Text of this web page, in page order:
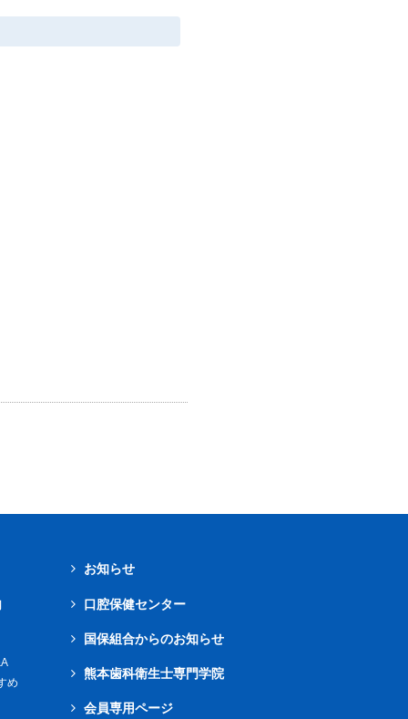
め
お知らせ
口腔保健センター
国保組合からのお知らせ
熊本歯科衛生士専門学院
会員専用ページ